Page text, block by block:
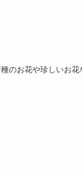
のお花や珍しいお花